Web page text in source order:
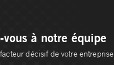
vous à notre équipe
décisif de votre entreprise.